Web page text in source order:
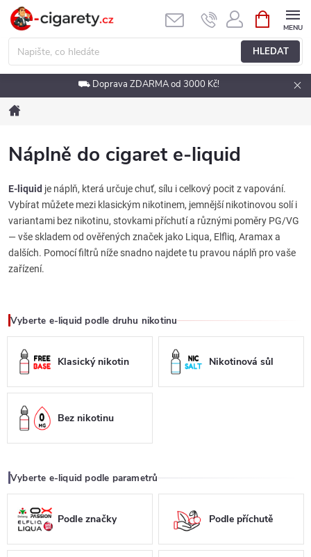
Přejít
obsah
HLEDAT
NÁKUPNÍ
KOŠÍK
⛟ Doprava ZDARMA od 3000 Kč!
Náplně do cigaret e-liquid
E-liquid je náplň, která určuje chuť, sílu i celkový pocit z vapování.
Vybírat můžete mezi klasickým nikotinem, jemnější nikotinovou solí i
variantami bez nikotinu, stovkami příchutí a různými poměry PG/VG
— vše skladem od ověřených značek jako Liqua, Elfliq, Aramax a
dalších. Pomocí filtrů níže snadno najdete tu pravou náplň pro vaše
zařízení.
Vyberte e-liquid podle druhu nikotinu
Klasický nikotin Nikotinová sůl
Bez nikotinu
Vyberte e-liquid podle parametrů
Podle značky Podle příchutě